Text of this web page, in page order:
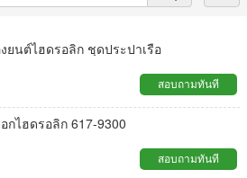
ยนต์ไฮดรอลิก ชุดประปาเรือ
สอบถามทันที
กไฮดรอลิก 617-9300
สอบถามทันที